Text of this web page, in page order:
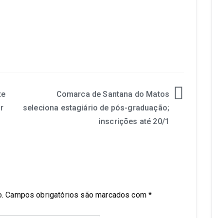
Comarca de Santana do Matos
seleciona estagiário de pós-graduação;
inscrições até 20/1
Campos obrigatórios são marcados com*